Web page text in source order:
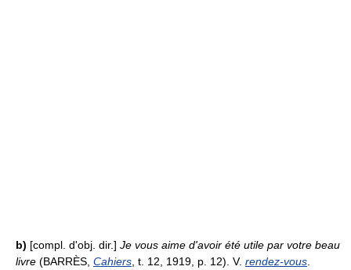
b) [compl. d'obj. dir.] Je vous aime d'avoir été utile par votre beau
livre (BARRÈS, Cahiers , t. 12, 1919, p. 12). V. rendez-vous